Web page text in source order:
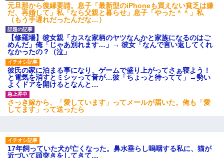
彼氏家「うちは墨入れるのが伝統だから。お前も彫れ」 → 結果…
近所のお寺に住み込みで手伝いしてる知的障害のオッサンがい
た。ある日、オッサンが火かき棒を持って顔を真っ赤にしながら
走り回っていて…
裁判官「お互いに最後に言いたいことはありますか」バカ夫
「…」A「夫を一発殴らせてほしい」裁判官「どうぞ」
元旦那から復縁要請。息子「最新型のiPhoneも買えない貧乏は嫌
だ、再婚して」私「なら父親と暮らせ」息子「やった＾＾」私
（もう手遅れだったんだな…）
【修羅場】彼女親「カスな家柄のヤツなんかと家族になるのはご
めんだ」俺「じゃあ別れます…」→ 彼女「なんで言い返してくれ
なかったの？（泣」
彼氏の家に泊まる事になり、ゲームで盛り上がってさぁ寝よう！
と電気を消すとミシッって音が…彼「ちょっと待ってて」→勢い
よくドアを開けるとなんと…
さっき嫁から、「愛しています」ってメールが届いた。俺も「愛
してます」って送ったら
17年飼っていた犬が亡くなった。鼻水垂らし嗚咽する私に、猫が
近づいて頭突きをしてきて…